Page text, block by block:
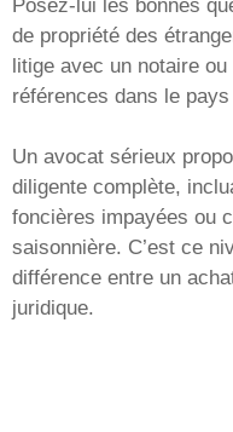
Posez-lui les bonnes
de propriété des
litige avec un notaire
références dans le
Un avocat sérieux
diligente complète,
foncières impayées ou
saisonnière. C’est ce
différence entre un
juridique.